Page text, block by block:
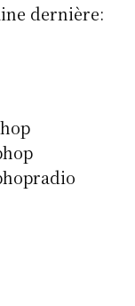
dernière: